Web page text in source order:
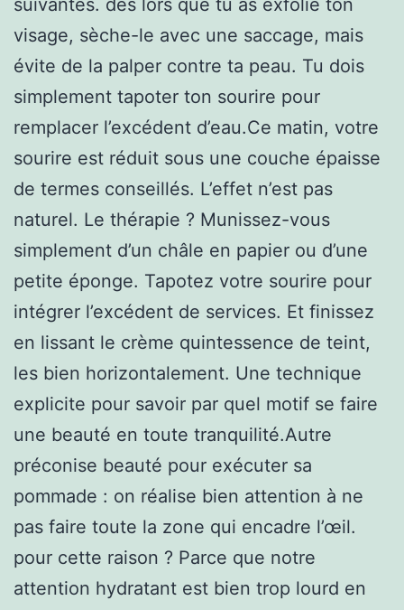
visage, sèche-le avec une saccage, mais
évite de la palper contre ta peau. Tu dois
simplement tapoter ton sourire pour
remplacer l’excédent d’eau.Ce matin, votre
sourire est réduit sous une couche épaisse
de termes conseillés. L’effet n’est pas
naturel. Le thérapie ? Munissez-vous
simplement d’un châle en papier ou d’une
petite éponge. Tapotez votre sourire pour
intégrer l’excédent de services. Et finissez
en lissant le crème quintessence de teint,
les bien horizontalement. Une technique
explicite pour savoir par quel motif se faire
une beauté en toute tranquilité.Autre
préconise beauté pour exécuter sa
pommade : on réalise bien attention à ne
pas faire toute la zone qui encadre l’œil.
pour cette raison ? Parce que notre
attention hydratant est bien trop lourd en